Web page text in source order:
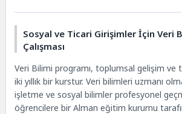
Sosyal ve Ticari Girişimler İçin Veri
Çalışması
Veri Bilimi programı, toplumsal gelişim ve
iki yıllık bir kurstur. Veri bilimleri uzmanı
işletme ve sosyal bilimler profesyonel
öğrencilere bir Alman eğitim kurumu